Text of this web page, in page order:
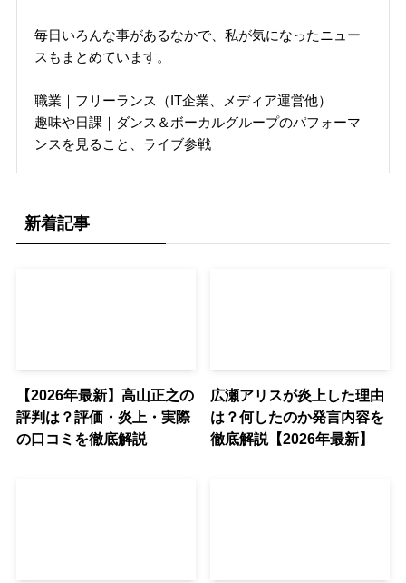
毎日いろんな事があるなかで、私が気になったニュー
スもまとめています。
職業｜フリーランス（IT企業、メディア運営他）
趣味や日課｜ダンス＆ボーカルグループのパフォーマ
ンスを見ること、ライブ参戦
新着記事
【2026年最新】高山正之の
評判は？評価・炎上・実際
の口コミを徹底解説
広瀬アリスが炎上した理由
は？何したのか発言内容を
徹底解説【2026年最新】